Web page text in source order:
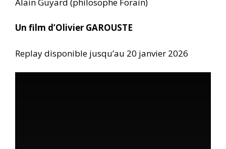
Alain Guyard (philosophe Forain)
Un film d’Olivier GAROUSTE
Replay disponible jusqu’au 20 janvier 2026